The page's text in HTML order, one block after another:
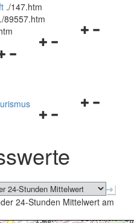
./147.htm
./89557.htm
Navigationsmenü
Navigationsmenü
schließen
24-Stunden Mittelwert am